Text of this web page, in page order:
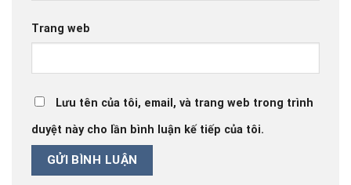
Trang web
Lưu tên của tôi, email, và trang web trong trình
duyệt này cho lần bình luận kế tiếp của tôi.